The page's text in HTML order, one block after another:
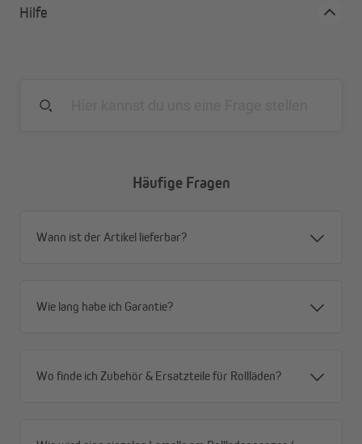
Hilfe
Häufige Fragen
Wann ist der Artikel lieferbar?
Wie lang habe ich Garantie?
Wo finde ich Zubehör & Ersatzteile für Rollläden?